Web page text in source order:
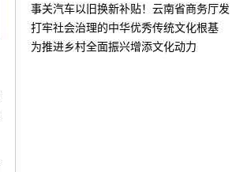
事关汽车以旧换新补贴！云南省商务厅发
布公
打牢社会治理的中华优秀传统文化根基
为推进乡村全面振兴增添文化动力